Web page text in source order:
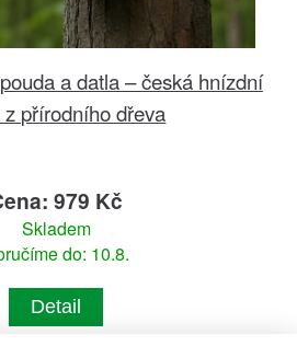
a datla – česká hnízdní
z přírodního dřeva
979 Kč
Skladem
do: 10.8.
Detail